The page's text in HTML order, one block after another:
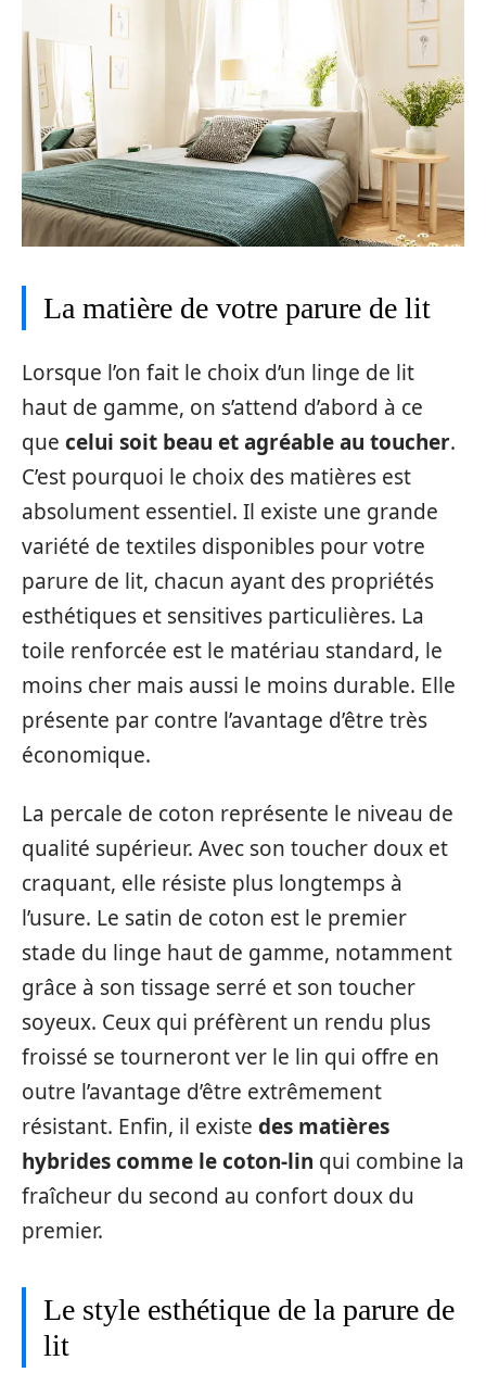
La matière de votre parure de lit
Lorsque l’on fait le choix d’un linge de lit
haut de gamme, on s’attend d’abord à ce
que celui soit beau et agréable au toucher.
C’est pourquoi le choix des matières est
absolument essentiel. Il existe une grande
variété de textiles disponibles pour votre
parure de lit, chacun ayant des propriétés
esthétiques et sensitives particulières. La
toile renforcée est le matériau standard, le
moins cher mais aussi le moins durable. Elle
présente par contre l’avantage d’être très
économique.
La percale de coton représente le niveau de
qualité supérieur. Avec son toucher doux et
craquant, elle résiste plus longtemps à
l’usure. Le satin de coton est le premier
stade du linge haut de gamme, notamment
grâce à son tissage serré et son toucher
soyeux. Ceux qui préfèrent un rendu plus
froissé se tourneront ver le lin qui offre en
outre l’avantage d’être extrêmement
résistant. Enfin, il existe des matières
hybrides comme le coton-lin qui combine la
fraîcheur du second au confort doux du
premier.
Le style esthétique de la parure de
lit